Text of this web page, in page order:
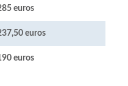
euros
euros
euros